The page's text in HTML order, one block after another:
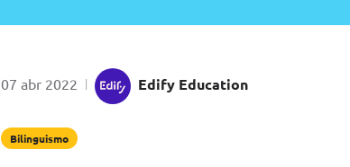
Publicado em
07 abr 2022 | por Edify Education
Bilinguismo